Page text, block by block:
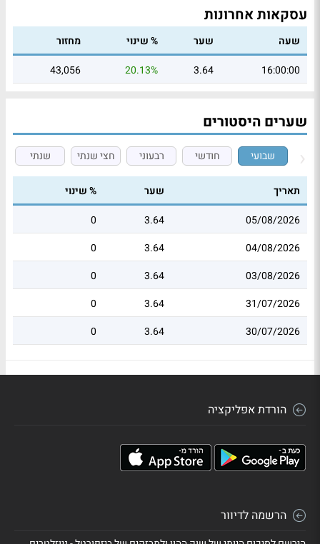
עסקאות אחרונות
שעה שער % שינוי
מחזור
16:00:00
3.64
20.13%
43,056
שערים היסטורים
שבועי חודשי רבעוני חצי שנתי שנתי
תאריך שער
% שינוי
05/08/2026
3.64
0
04/08/2026
3.64
0
03/08/2026
3.64
0
31/07/2026
3.64
0
30/07/2026
3.64
0
הורדת אפליקציה
הרשמה לדיוור